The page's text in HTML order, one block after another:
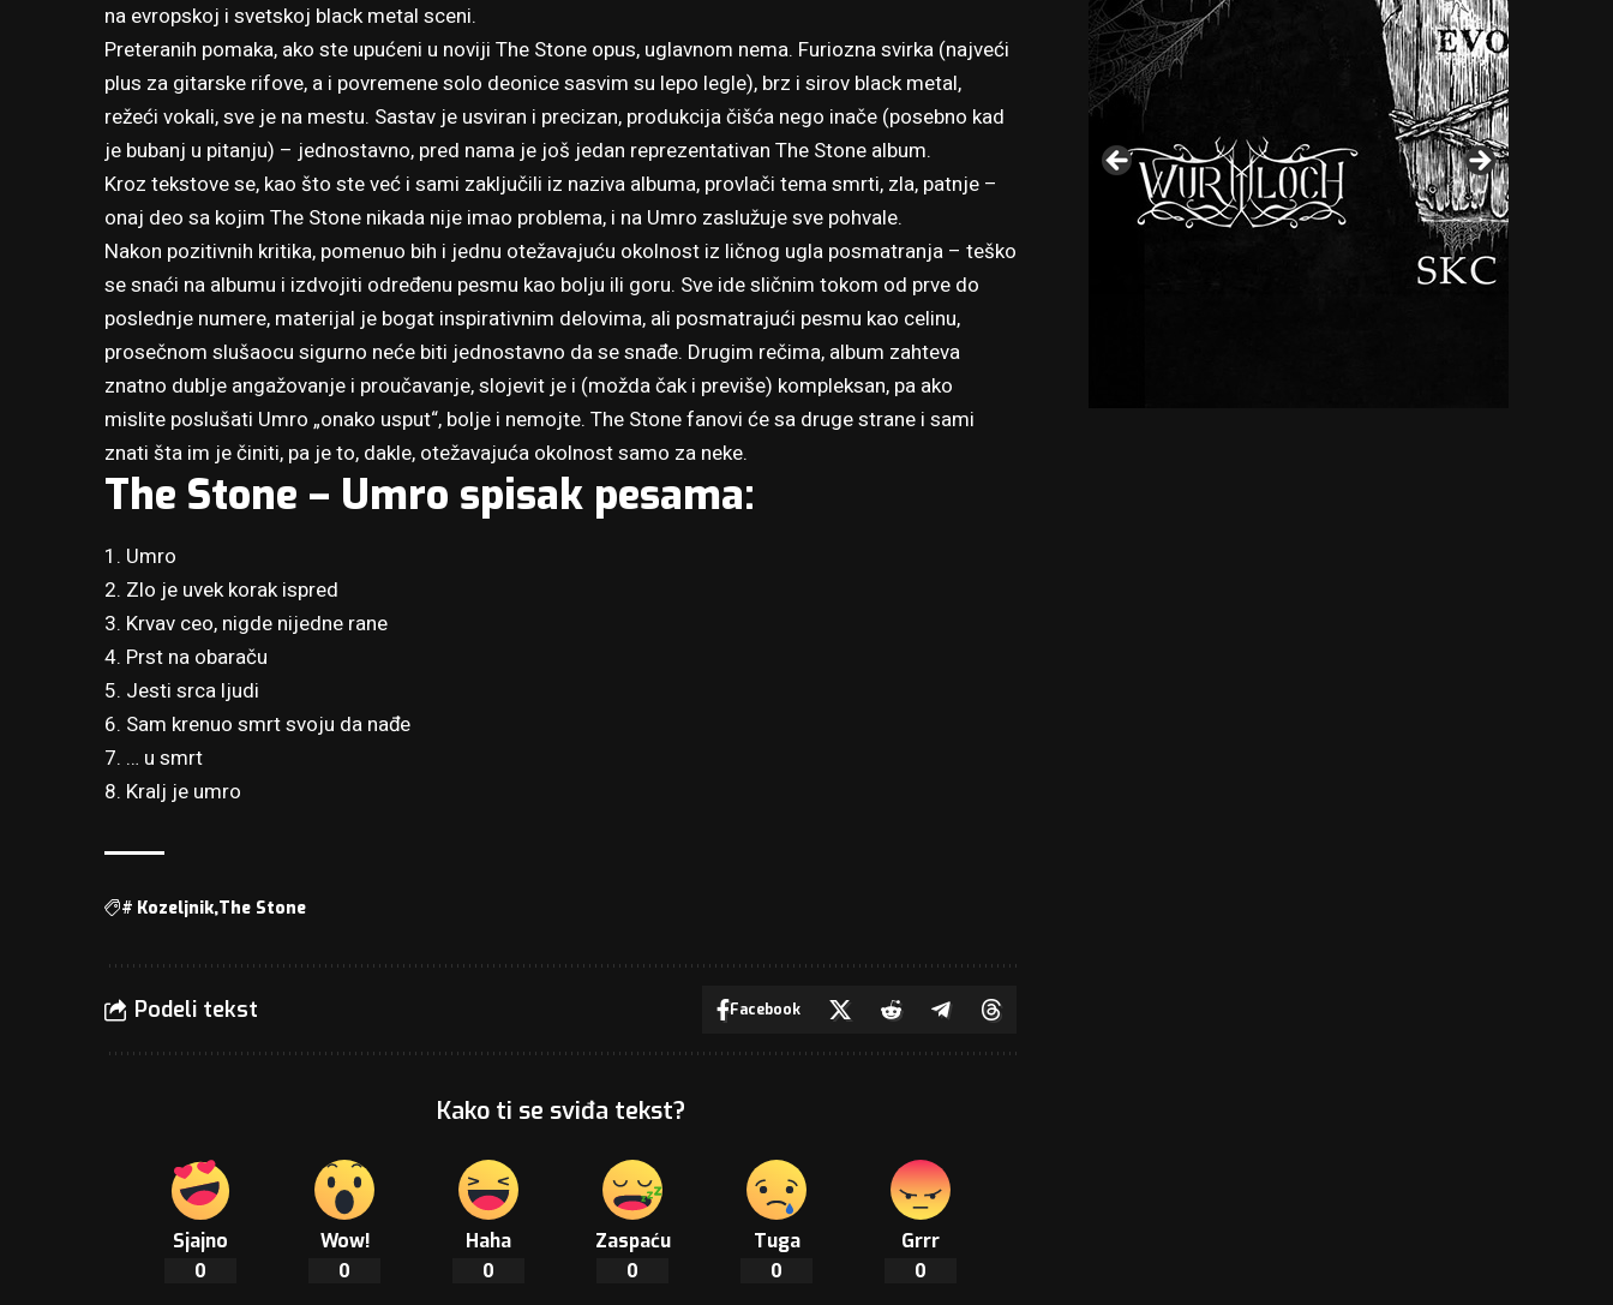
na evropskoj i svetskoj black metal sceni.
Preteranih pomaka, ako ste upućeni u noviji The Stone opus, uglavnom nema. Furiozna svirka (najveći
plus za gitarske rifove, a i povremene solo deonice sasvim su lepo legle), brz i sirov black metal,
režeći vokali, sve je na mestu. Sastav je usviran i precizan, produkcija čišća nego inače (posebno kad
je bubanj u pitanju) – jednostavno, pred nama je još jedan reprezentativan The Stone album.
Kroz tekstove se, kao što ste već i sami zaključili iz naziva albuma, provlači tema smrti, zla, patnje –
onaj deo sa kojim The Stone nikada nije imao problema, i na Umro zaslužuje sve pohvale.
Nakon pozitivnih kritika, pomenuo bih i jednu otežavajuću okolnost iz ličnog ugla posmatranja – teško
se snaći na albumu i izdvojiti određenu pesmu kao bolju ili goru. Sve ide sličnim tokom od prve do
poslednje numere, materijal je bogat inspirativnim delovima, ali posmatrajući pesmu kao celinu,
prosečnom slušaocu sigurno neće biti jednostavno da se snađe. Drugim rečima, album zahteva
znatno dublje angažovanje i proučavanje, slojevit je i (možda čak i previše) kompleksan, pa ako
mislite poslušati Umro „onako usput“, bolje i nemojte. The Stone fanovi će sa druge strane i sami
znati šta im je činiti, pa je to, dakle, otežavajuća okolnost samo za neke.
The Stone – Umro spisak pesama:
1. Umro
2. Zlo je uvek korak ispred
3. Krvav ceo, nigde nijedne rane
4. Prst na obaraču
5. Jesti srca ljudi
6. Sam krenuo smrt svoju da nađe
7. … u smrt
8. Kralj je umro
# Kozeljnik The Stone
Podeli tekst Facebook
Kako ti se sviđa tekst?
Sjajno
0
Wow!
0
Haha
0
Zaspaću
0
Tuga
0
Grrr
0